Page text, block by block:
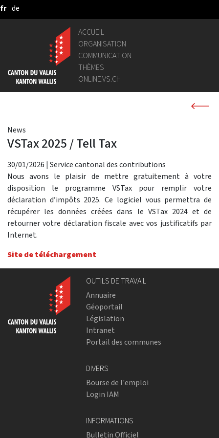
Saut au contenu principal
fr de
ACCUEIL
ORGANISATION
COMMUNICATION
THÈMES
ONLINE.VS.CH
News
VSTax 2025 / Tell Tax
30/01/2026 | Service cantonal des contributions
Nous avons le plaisir de mettre gratuitement à votre
disposition le programme VSTax pour remplir votre
déclaration d’impôts 2025. Ce logiciel vous permettra de
récupérer les données créées dans le VSTax 2024 et de
retourner votre déclaration fiscale avec vos justificatifs par
Internet.
Site de téléchargement
OUTILS DE TRAVAIL
Annuaire
Géoportail
Législation
Intranet
Portail des communes
DIVERS
Bourse de l'emploi
Login IAM
INFORMATIONS
Bulletin Officiel